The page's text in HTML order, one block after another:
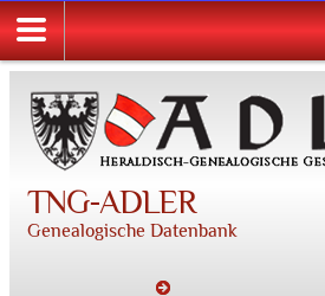
TNG-ADLER
Genealogische Datenbank